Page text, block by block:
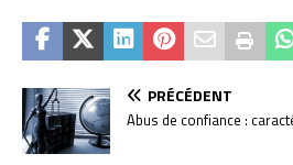
PRÉCÉDENT
Abus de confiance :